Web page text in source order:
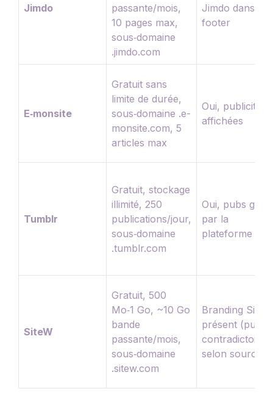
Jimdo
passante/mois,
10 pages max,
sous‑domaine
.jimdo.com
Jimdo dans le
footer
E‑monsite
Gratuit sans
limite de durée,
sous‑domaine .e-
monsite.com, 5
articles max
Oui, publicités
affichées
Tumblr
Gratuit, stockage
illimité, 250
publications/jour,
sous‑domaine
.tumblr.com
Oui, pubs
par la
plateforme
SiteW
Gratuit, 500
Mo‑1 Go, ~10 Go
bande
passante/mois,
sous‑domaine
.sitew.com
Branding SiteW
présent (pub
contradictoire
selon sources)